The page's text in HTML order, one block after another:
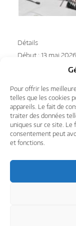
Pour offrir les
telles que les cookies
appareils. Le fait de
traiter des données
uniques sur ce site. Le
consentement peut
et fonctions.
Détails
Début : 13 mai
17 mai 2026 à
Prix : 2450€
Catégorie
Course au Large
Site : https://
voile.org/